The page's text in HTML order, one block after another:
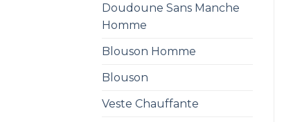
Doudoune Sans Manche
Homme
Blouson Homme
Blouson
Veste Chauffante